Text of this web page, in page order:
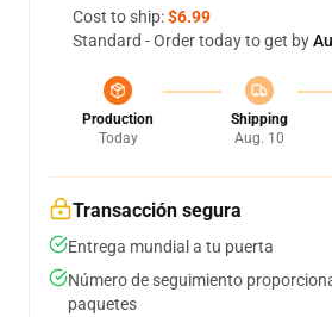
Cost to ship:$6.99
Standard - Order today to get by
Production
Today
Shipping
Aug. 10
Transacción segura
Entrega mundial a tu puerta
Número de seguimiento
paquetes